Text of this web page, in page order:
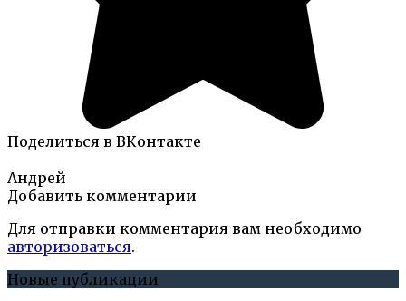
Поделиться в ВКонтакте
Андрей
Добавить комментарии
Для отправки комментария вам необходимо
авторизоваться.
Новые публикации